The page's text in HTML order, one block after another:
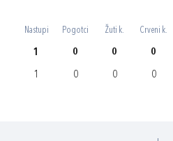
Nastupi Pogotci Žuti k. Crveni k.
1 0 0 0
1 0 0 0